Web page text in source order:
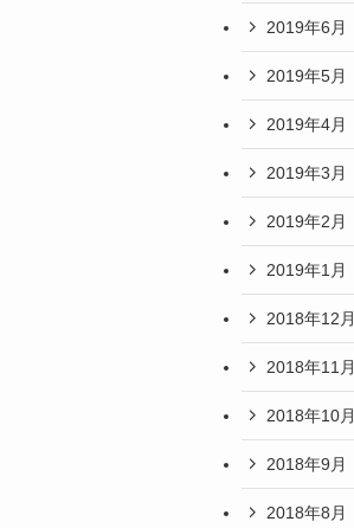
2019年6月
2019年5月
2019年4月
2019年3月
2019年2月
2019年1月
2018年12月
2018年11月
2018年10月
2018年9月
2018年8月